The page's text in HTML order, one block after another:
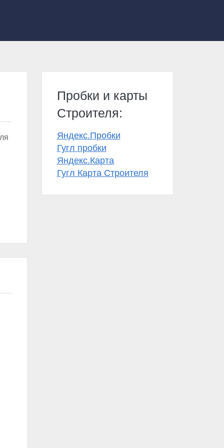
Пробки и карты
Строителя:
Яндекс.Пробки
Гугл пробки
Яндекс.Карта
Гугл Карта Строителя